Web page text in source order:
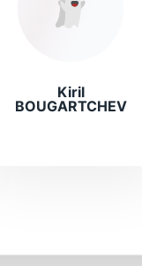
Kiril
BOUGARTCHEV